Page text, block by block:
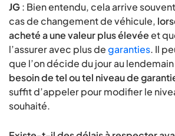
JG: Bien entendu, cela arrive
cas de changement de véhicule,
acheté a une valeur plus élevéeet
l’assurer avec plus degaranties. Il
que l’on décide du jour au lendemain
besoin de tel ou tel niveau de
suffit d’appeler pour modifier le
souhaité.